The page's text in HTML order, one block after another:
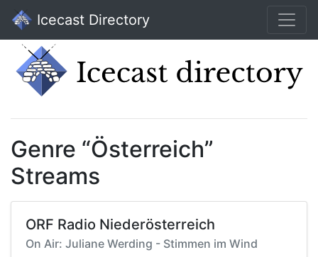
Icecast Directory
Genre “Österreich”
Streams
ORF Radio Niederösterreich
On Air: Juliane Werding - Stimmen im Wind